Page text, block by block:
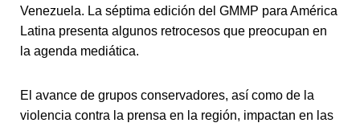
Venezuela. La séptima edición del GMMP para América
Latina presenta algunos retrocesos que preocupan en
la agenda mediática.
El avance de grupos conservadores, así como de la
violencia contra la prensa en la región, impactan en las